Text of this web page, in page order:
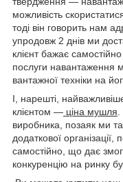
можливість
тоді він говорить нам
упродовж 2 днів ми
клієнт бажає
послуги навантаження
вантажної техніки на
І, нарешті,
клієнтом — ціна мушля
виробника, позаяк ми
додаткової організації,
самостійно, що дає
конкуренцію на ринку